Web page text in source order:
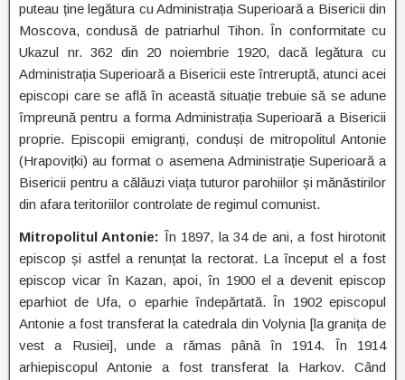
puteau ține legătura cu Administrația Superioară a Bisericii din
Moscova, condusă de patriarhul Tihon. În conformitate cu
Ukazul nr. 362 din 20 noiembrie 1920, dacă legătura cu
Administrația Superioară a Bisericii este întreruptă, atunci acei
episcopi care se află în această situație trebuie să se adune
împreună pentru a forma Administrația Superioară a Bisericii
proprie. Episcopii emigranți, conduși de mitropolitul Antonie
(Hrapovițki) au format o asemena Administrație Superioară a
Bisericii pentru a călăuzi viața tuturor parohiilor și mănăstirilor
din afara teritoriilor controlate de regimul comunist.
Mitropolitul Antonie: În 1897, la 34 de ani, a fost hirotonit
episcop și astfel a renunțat la rectorat. La început el a fost
episcop vicar în Kazan, apoi, în 1900 el a devenit episcop
eparhiot de Ufa, o eparhie îndepărtată. În 1902 episcopul
Antonie a fost transferat la catedrala din Volynia [la granița de
vest a Rusiei], unde a rămas până în 1914. În 1914
arhiepiscopul Antonie a fost transferat la Harkov. Când